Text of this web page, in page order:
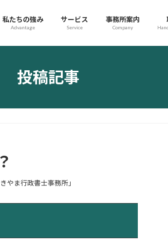
私たちの強み
Advantage
サービス
Service
事務所案内
Company
投稿記事
やま行政書士事務所」